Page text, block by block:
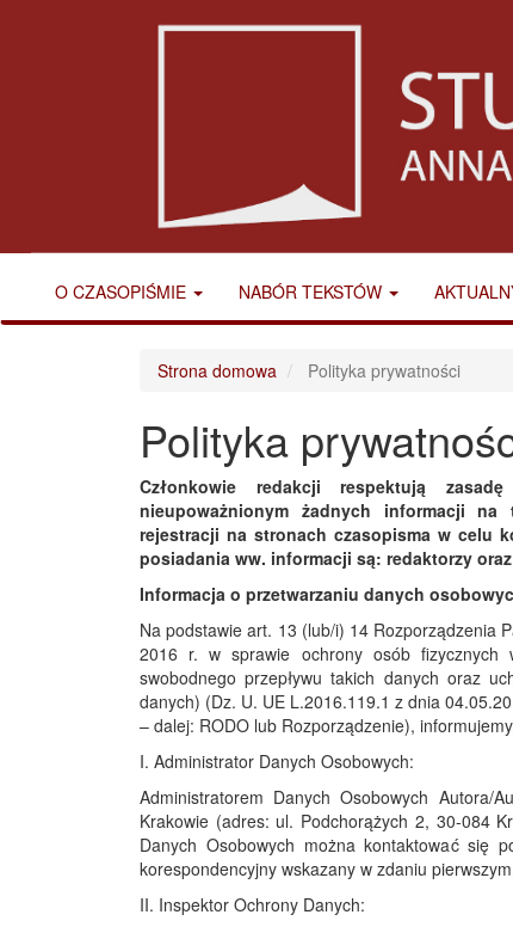
O CZASOPIŚMIE NABÓR TEKSTÓW
Strona domowa Polityka prywatności
Polityka
Członkowie redakcji respektują
nieupoważnionym żadnych informacji
rejestracji na stronach czasopisma w celu
posiadania ww. informacji są: redaktorzy
Informacja o przetwarzaniu danych
Na podstawie art. 13 (lub/i) 14 Rozporządzenia
2016 r. w sprawie ochrony osób fizycznych
swobodnego przepływu takich danych oraz
danych) (Dz. U. UE L.2016.119.1 z dnia
– dalej: RODO lub Rozporządzenie),
I. Administrator Danych Osobowych:
Administratorem Danych Osobowych Autora/
Krakowie (adres: ul. Podchorążych 2, 30-084
Danych Osobowych można kontaktować się
korespondencyjny wskazany w zdaniu
II. Inspektor Ochrony Danych: